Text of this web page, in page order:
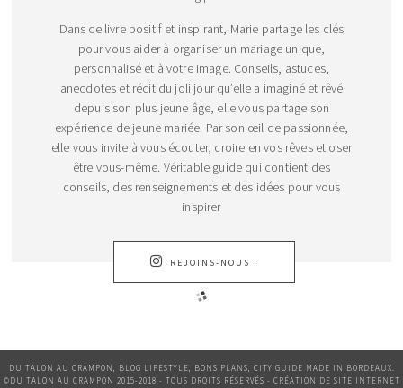
Dans ce livre positif et inspirant, Marie partage les clés
pour vous aider à organiser un mariage unique,
personnalisé et à votre image. Conseils, astuces,
anecdotes et récit du joli jour qu’elle a imaginé et rêvé
depuis son plus jeune âge, elle vous partage son
expérience de jeune mariée. Par son œil de passionnée,
elle vous invite à vous écouter, croire en vos rêves et oser
être vous-même. Véritable guide qui contient des
conseils, des renseignements et des idées pour vous
inspirer
REJOINS-NOUS !
DU TALON AU CRAMPON, BLOG LIFESTYLE, BONS PLANS, CITY GUIDE MADE IN BORDEAUX.
©DU TALON AU CRAMPON 2015-2018 - TOUS DROITS RÉSERVÉS - CRÉATION DE SITE INTERNET